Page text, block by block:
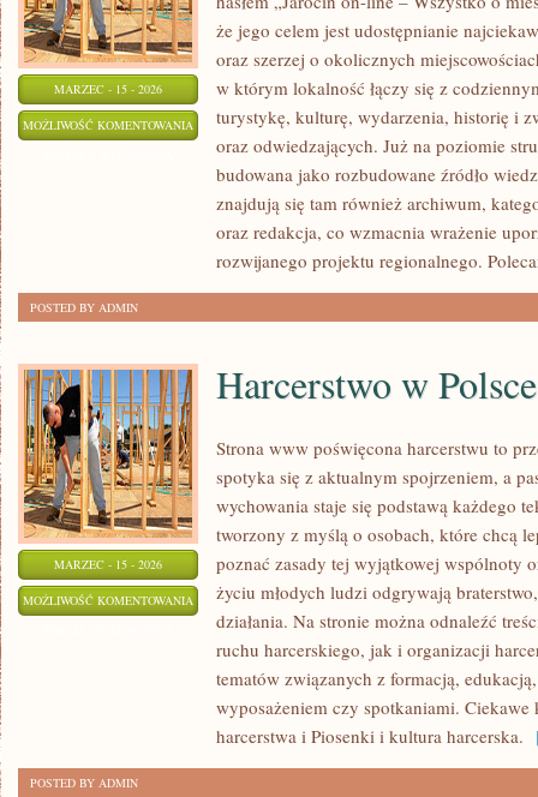
MARZEC - 15 - 2026
MOŻLIWOŚĆ KOMENTOWANIA GOSTYŃ
że jego celem jest udostępnianie
oraz szerzej o okolicznych
w którym lokalność łączy się z
turystykę, kulturę, wydarzenia, historię i
oraz odwiedzających. Już na poziomie
budowana jako rozbudowane źródło
znajdują się tam również archiwum,
oraz redakcja, co wzmacnia wrażenie
rozwijanego projektu regionalnego.
POSTED BY ADMIN
MARZEC - 15 - 2026
MOŻLIWOŚĆ KOMENTOWANIA HARCERSTWO
POLSCE
Harcerstwo w Polsce
Strona www poświęcona harcerstwu to
spotyka się z aktualnym spojrzeniem, a
wychowania staje się podstawą każdego
tworzony z myślą o osobach, które chcą
poznać zasady tej wyjątkowej wspólnoty
życiu młodych ludzi odgrywają
działania. Na stronie można odnaleźć
ruchu harcerskiego, jak i organizacji
tematów związanych z formacją,
wyposażeniem czy spotkaniami.
harcerstwa i Piosenki i kultura harcerska.
POSTED BY ADMIN